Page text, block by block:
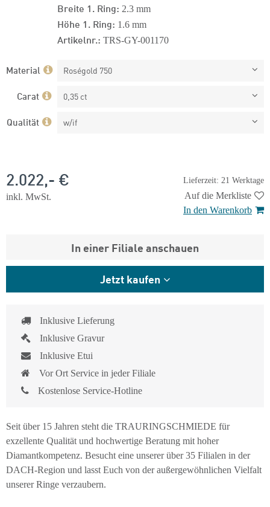
Breite 1. Ring: 2.3 mm
Höhe 1. Ring: 1.6 mm
Artikelnr.: TRS-GY-001170
Material Roségold 750
Carat 0,35 ct
Qualität w/if
Lieferzeit: 21 Werktage
2.022,- €
inkl. MwSt.
Auf die Merkliste
In den Warenkorb
In einer Filiale anschauen
Jetzt kaufen
Inklusive Lieferung
Inklusive Gravur
Inklusive Etui
Vor Ort Service in jeder Filiale
Kostenlose Service-Hotline
Seit über 15 Jahren steht die TRAURINGSCHMIEDE für
exzellente Qualität und hochwertige Beratung mit hoher
Diamantkompetenz. Besucht eine unserer über 35 Filialen in der
DACH-Region und lasst Euch von der außergewöhnlichen Vielfalt
unserer Ringe verzaubern.